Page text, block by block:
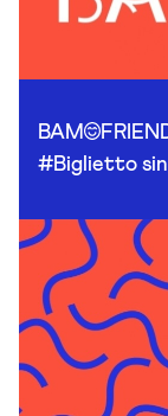
BAM
#Biglietto